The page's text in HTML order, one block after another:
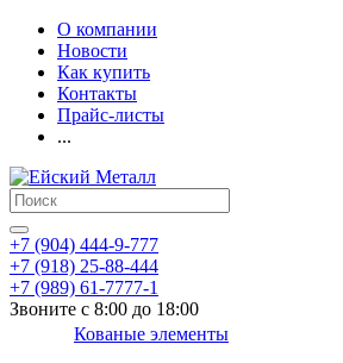
О компании
Новости
Как купить
Контакты
Прайс-листы
...
+7 (904) 444-9-777
+7 (918) 25-88-444
+7 (989) 61-7777-1
Звоните с 8:00 до 18:00
Кованые элементы